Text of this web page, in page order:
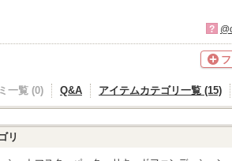
?
一覧 (0) Q&A アイテムカテゴリ一覧 (15)
リ